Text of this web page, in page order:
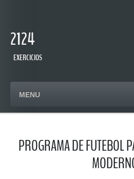
2124
EXERCICIOS
MENU
PROGRAMA DE FUTEBOL